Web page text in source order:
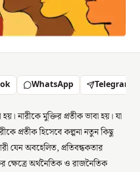
WhatsApp Telegram
নারীকে মুক্তির প্রতীক ভাবা হয়। যা
প্রতীক হিসেবে কল্পনা নতুন কিছু
যেন অবহেলিত, প্রতিবন্ধকতার
ক্ষেত্রে অর্থনৈতিক ও রাজনৈতিক